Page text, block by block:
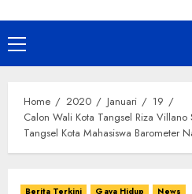
Primary
Menu
Home 2020 Januari
19
Calon Wali Kota Tangsel Riza Villano
Tangsel Kota Mahasiswa Barometer
Berita Terkini Gaya Hidup News